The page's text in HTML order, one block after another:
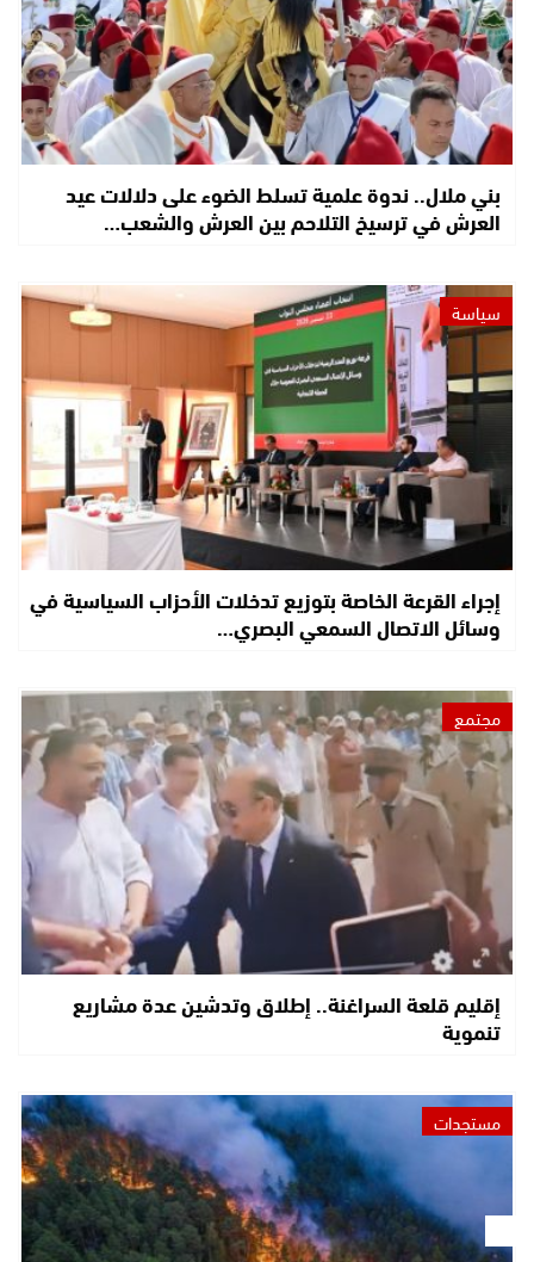
بني ملال.. ندوة علمية تسلط الضوء على دلالات عيد
العرش في ترسيخ التلاحم بين العرش والشعب…
سياسة
إجراء القرعة الخاصة بتوزيع تدخلات الأحزاب السياسية في
وسائل الاتصال السمعي البصري…
مجتمع
إقليم قلعة السراغنة.. إطلاق وتدشين عدة مشاريع
تنموية
مستجدات